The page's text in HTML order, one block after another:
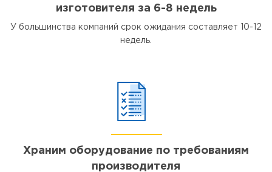
изготовителя за 6-8 недель
У большинства компаний срок ожидания составляет 10-12
недель.
Храним оборудование по требованиям
производителя